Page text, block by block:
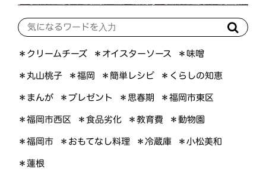
＊クリームチーズ ＊オイスターソース ＊味噌
＊丸山桃子 ＊福岡 ＊簡単レシピ ＊くらしの知恵
＊まんが ＊プレゼント ＊思春期 ＊福岡市東区
＊福岡市西区 ＊食品劣化 ＊教育費 ＊動物園
＊福岡市 ＊おもてなし料理 ＊冷蔵庫 ＊小松美和
＊蓮根